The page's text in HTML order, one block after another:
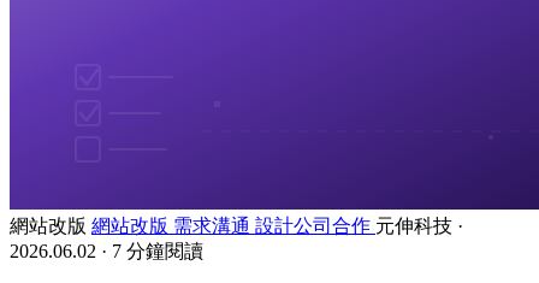
網站改版 網站改版 需求溝通 設計公司合作 元伸科技 ·
2026.06.02 · 7 分鐘閱讀